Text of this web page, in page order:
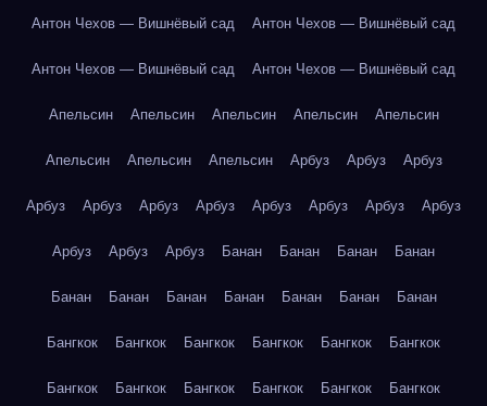
Антон Чехов — Вишнёвый сад Антон Чехов — Вишнёвый сад
Антон Чехов — Вишнёвый сад Антон Чехов — Вишнёвый сад
Апельсин Апельсин Апельсин Апельсин Апельсин
Апельсин Апельсин Апельсин Арбуз Арбуз Арбуз
Арбуз Арбуз Арбуз Арбуз Арбуз Арбуз Арбуз Арбуз
Арбуз Арбуз Арбуз Банан Банан Банан Банан
Банан Банан Банан Банан Банан Банан Банан
Бангкок Бангкок Бангкок Бангкок Бангкок Бангкок
Бангкок Бангкок Бангкок Бангкок Бангкок Бангкок